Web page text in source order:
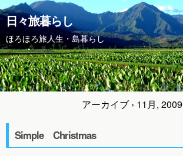
日々旅暮らし
ほろほろ旅人生・島暮らし
アーカイブ › 11月, 2009
Simple Christmas